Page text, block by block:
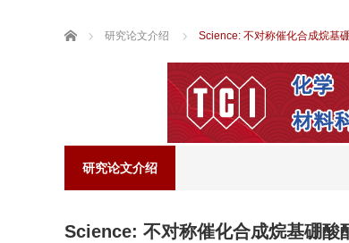
Home 研究论文介绍 Science: 不对称催化合成烷基
研究论文介绍
Science: 不对称催化合成烷基硼酸